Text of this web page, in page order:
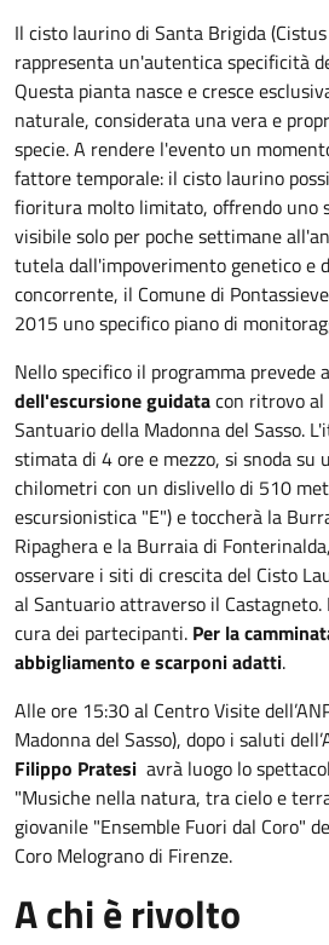
Il cisto laurino di Santa Brigida
rappresenta un'autentica specificità
Questa pianta nasce e cresce
naturale, considerata una vera e
specie. A rendere l'evento un
fattore temporale: il cisto laurino
fioritura molto limitato, offrendo uno
visibile solo per poche settimane
tutela dall'impoverimento genetico e
concorrente, il Comune di
2015 uno specifico piano di
Nello specifico il programma prevede
dell'escursione guidatacon ritrovo al
Santuario della Madonna del Sasso.
stimata di 4 ore e mezzo, si snoda su
chilometri con un dislivello di 510
escursionistica "E") e toccherà la
Ripaghera e la Burraia di
osservare i siti di crescita del Cisto
al Santuario attraverso il Castagneto.
cura dei partecipanti. Per la
abbigliamento e scarponi adatti.
Alle ore 15:30 al Centro Visite
Madonna del Sasso), dopo i saluti
Filippo Pratesi avrà luogo lo
"Musiche nella natura, tra cielo e
giovanile "Ensemble Fuori dal Coro"
Coro Melograno di Firenze.
A chi è rivolto